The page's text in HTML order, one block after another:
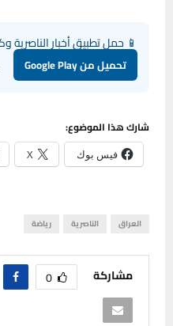
📱 حمل تطبيق أخبار الناصرية
تحميل من Google Play
شارك هذا الموضوع:
فيس بوك X
العراق الناصرية رياضة
مشاركة 0